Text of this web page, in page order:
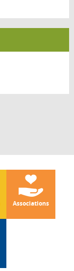
Associations